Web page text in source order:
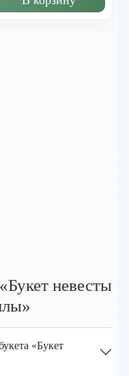
невесты
«Букет